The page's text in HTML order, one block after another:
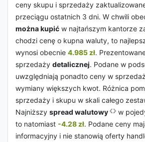
ceny skupu i sprzedaży
przeciągu ostatnich 3 dni. W chwili
można kupić w najtańszym kantorze
chodzi cenę o kupna waluty, to
wynosi obecnie 4.985 zł.
sprzedaży detalicznej. Podane w
uwzględniają ponadto ceny w
wymiany większych kwot. Różnica
sprzedaży i skupu w skali całego
Najniższy spread walutowy
w
to natomiast -4.28 zł. Podane ceny
informacyjny i nie stanowią oferty